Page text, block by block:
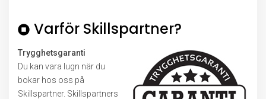
Varför Skillspartner?
Trygghetsgaranti
Du kan vara lugn när du
bokar hos oss på
Skillspartner. Skillspartners